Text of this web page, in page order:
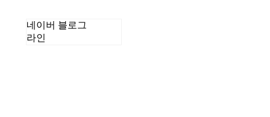
네이버 블로그
라인